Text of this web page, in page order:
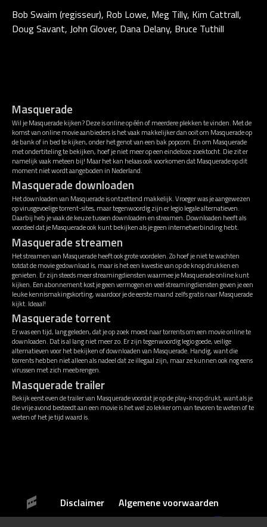
Bob Swaim (regisseur), Rob Lowe, Meg Tilly, Kim Cattrall,
Doug Savant, John Glover, Dana Delany, Bruce Tuthill
Masquerade
Wil je Masquerade kijken? Deze is online op één of meerdere plekken te vinden. Met de
komst van online movie aanbieders is het vaak makkelijker dan ooit om Masquerade op
de bank of in bed te kijken, onder het genot van een bak popcorn. En om Masquerade
met ondertiteling te bekijken, hoef je niet meer op een eindeloze zoektocht. Die zit er
namelijk vaak meteen bij! Maar het kan helaas ook voorkomen dat Masquerade op dit
moment niet wordt aangeboden in Nederland.
Masquerade downloaden
Het downloaden van Masquerade is ontzettend makkelijk. Vroeger was je aangewezen
op virusgevoelige torrent-sites, maar tegenwoordig zijn er legio legale alternatieven.
Daarbij heb je vaak de keuze tussen downloaden en streamen. Downloaden heeft als
voordeel dat je Masquerade ook kunt bekijken als je geen internetverbinding hebt.
Masquerade streamen
Het streamen van Masquerade heeft ook grote voordelen. Zo hoef je niet te wachten
totdat de movie gedownload is, maar is het een kwestie van op de knop drukken en
genieten. Er zijn steeds meer streamingdiensten waarmee je Masquerade online kunt
kijken. Een abonnement kost je geen vermogen en veel streamingdiensten geven je een
leuke kennismakingskorting, waardoor je de eerste maand zelfs gratis naar Masquerade
kijkt. Ideaal!
Masquerade torrent
Er was een tijd, lang geleden, dat je op zoek moest naar torrents om een movie online te
downloaden. Dat is al lang niet meer zo. Er zijn tegenwoordig legio goede, veilige
alternatieven voor het bekijken of downloaden van Masquerade. Handig, want die
torrents hebben niet alleen als nadeel dat ze illegaal zijn, maar ze kunnen ook nog eens
virussen met zich meebrengen.
Masquerade trailer
Bekijk eerst even de trailer van Masquerade voordat je op de play-knop drukt, want als je
die vrije avond besteedt aan een movie is het wel zo lekker om van tevoren te weten of te
weten of het je tijd waard is.
Disclaimer Algemene voorwaarden